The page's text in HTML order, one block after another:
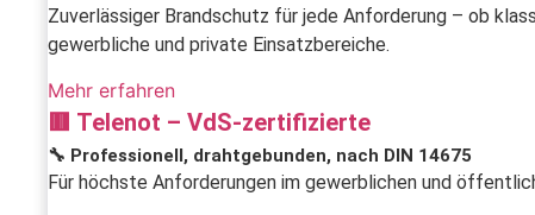
Zuverlässiger Brandschutz für jede Anforderung – ob
gewerbliche und private Einsatzbereiche.
Mehr erfahren
🟥 Telenot – VdS-zertifizierte
🔧 Professionell, drahtgebunden, nach DIN 14675
Für höchste Anforderungen im gewerblichen und